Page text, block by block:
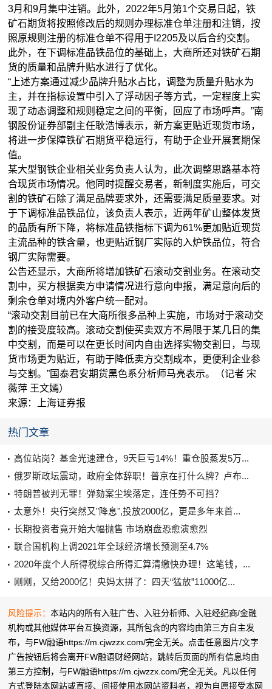
3月和9月集中注销。此外，2022年5月第1个交易日起，铁
矿石期货将按照修改后的规则办理标准仓单注册和注销，按
照原规则注册的标准仓单不得用于I2205及以后合约交割。
此外，在下调标准品铁品位的基础上，大商所还对铁矿石期
货的质量和品牌升贴水进行了优化。
“上述方案通过减少品牌升贴水占比，调整为质量升贴水为
主，并在指标设置中引入了浮动因子等方式，一定程度上实
现了动态调整和规则稳定之间的平衡，回应了市场呼声。”南
钢股份证券部副主任耿浩博表示，新方案更贴近现货市场，
将进一步保障铁矿石期货平稳运行，有助于企业开展套期保
值。
某大型钢铁企业相关业务负责人认为，此次调整思路基本符
合现货市场情况。他同时提醒交易者，新制度实施后，可交
割的铁矿石除了满足品牌要求外，还需要满足质量要求。对
于下调标准品铁品位，该负责人表示，近两年矿山整体发货
的品质有所下降，将标准品铁指标下调为61%更加贴近现货
主流品种的铁含量，也更贴近钢厂实际的入炉铁品位，符合
钢厂实际需要。
公告还显示，大商所将增加铁矿石滚动交割业务。在滚动交
割中，买方根据卖方申请情况进行意向申报，满足意向后的
剩余仓单对境内外客户统一配对。
“滚动交割目前已在大商所很多品种上实施，市场对于滚动交
割的接受度较高。滚动交割使买卖双方不局限于某几日的集
中交割，而是可以在更长时间内自由选择实物交割日，与现
货市场更为贴近，有助于降低卖方交割成本，更便利企业参
与交割。”国泰君安期货黑色系分析师马亮表示。（记者 宋
薇萍 王文嫣）
来源：上海证券报
热门文章
高位站岗？基金光速建仓，9天巨亏14%！重仓股蒸发5万...
俄罗斯政坛震动，政府全体辞职！普京在打什么牌？卢布...
特朗普被判无罪！弹劾案尘埃落定，连任势不可挡？
太意外！央行突然又"降息",投放2000亿，更是多年来首...
长期投资者竟开始大幅抛售 市场崩盘恐愈演愈烈
联合国机构上调2021年全球经济增长预测至4.7%
2020年度个人所得税综合所得汇算清缴快办理！这笔钱，...
刚刚，又给2000亿！央妈太拼了：四天“猛放”11000亿...
风险提示：本站内的所有入驻广告、入驻分析师、入驻经纪商/金融
机构或其他媒体平台互换资源，其所包含的内容均由第三方自主发
布，与FW融语https://m.cjwzzx.com/完全无关。点击任意图片/文字
广告按钮后将会离开FW融语财经网站，跳转后页面的所有信息均由
第三方控制，与FW融语https://m.cjwzzx.com/完全无关。凡以任何
方式登陆本网站或直接、间接使用本网站资料者，视为自愿接受本网